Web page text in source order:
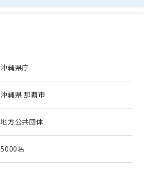
沖縄県庁
沖縄県 那覇市
地方公共団体
5000名